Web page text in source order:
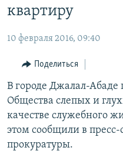
главной
Вернутся
поиску
КЫРГЫЗЧА
ЎЗБЕКЧА
ТОҶИКӢ
ПОДПИШИТЕСЬ НА НАС В
Все сайты РСЕ/РС
квартиру
10 февраля 2016, 09:40
Поделиться
В городе Джалал-
Общества слепых и
качестве служебного
этом сообщили в
прокуратуры.